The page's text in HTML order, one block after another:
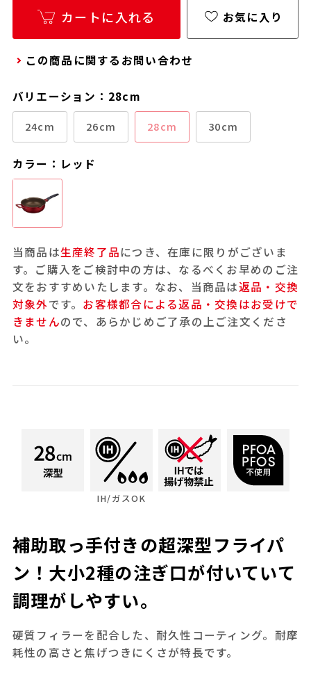
は、以下より合わせてご購入ください。
パーソナライズサービス用ギフト用品
カートに入れる お気に入り
この商品に関するお問い合わせ
バリエーション：28cm
24cm 26cm 28cm 30cm
カラー：レッド
当商品は生産終了品につき、在庫に限りがございま
す。ご購入をご検討中の方は、なるべくお早めのご注
文をおすすめいたします。なお、当商品は返品・交換
対象外です。 お客様都合による返品・交換はお受けで
きませんので、あらかじめご了承の上ご注文くださ
い。
IH/ガスOK
補助取っ手付きの超深型フライパ
ン！大小2種の注ぎ口が付いていて
調理がしやすい。
硬質フィラーを配合した、耐久性コーティング。耐摩
耗性の高さと焦げつきにくさが特長です。